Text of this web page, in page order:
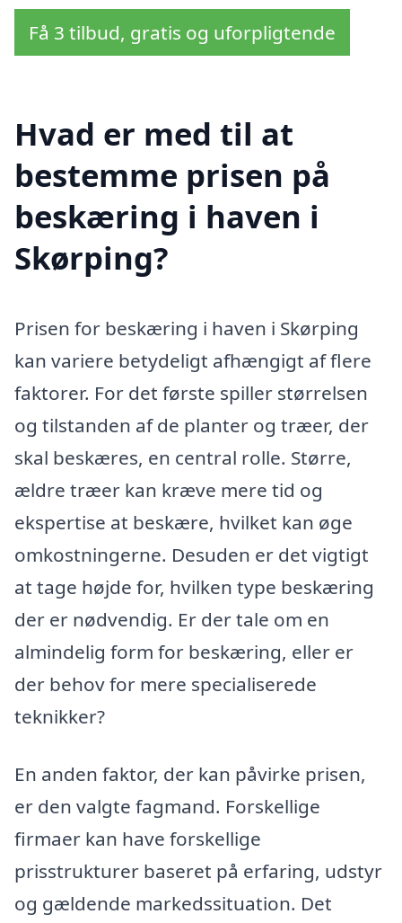
Få 3 tilbud, gratis og uforpligtende
Hvad er med til at
bestemme prisen på
beskæring i haven i
Skørping?
Prisen for beskæring i haven i Skørping
kan variere betydeligt afhængigt af flere
faktorer. For det første spiller størrelsen
og tilstanden af de planter og træer, der
skal beskæres, en central rolle. Større,
ældre træer kan kræve mere tid og
ekspertise at beskære, hvilket kan øge
omkostningerne. Desuden er det vigtigt
at tage højde for, hvilken type beskæring
der er nødvendig. Er der tale om en
almindelig form for beskæring, eller er
der behov for mere specialiserede
teknikker?
En anden faktor, der kan påvirke prisen,
er den valgte fagmand. Forskellige
firmaer kan have forskellige
prisstrukturer baseret på erfaring, udstyr
og gældende markedssituation. Det